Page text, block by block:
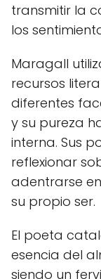
transmitir la
los
Maragall
recursos
diferentes
y su pureza
interna. Sus
reflexionar
adentrarse
su propio ser.
El poeta
esencia del
siendo un